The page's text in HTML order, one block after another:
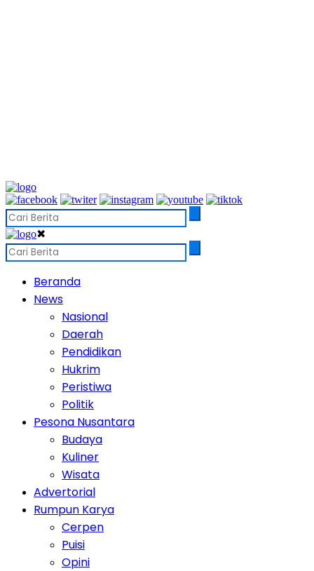
✖
Beranda
News
Nasional
Daerah
Pendidikan
Hukrim
Peristiwa
Politik
Pesona Nusantara
Budaya
Kuliner
Wisata
Advertorial
Rumpun Karya
Cerpen
Puisi
Opini